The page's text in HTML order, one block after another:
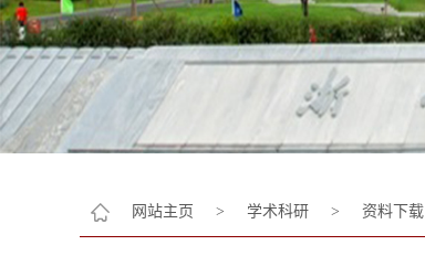
网站主页 > 学术科研 > 资料下载